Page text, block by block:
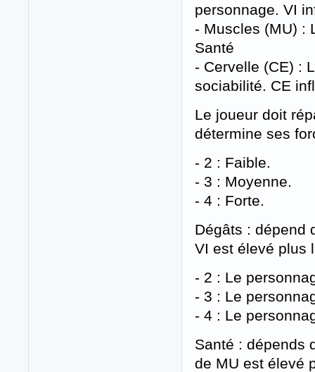
personnage. VI
- Muscles (MU) :
Santé
- Cervelle (CE) :
sociabilité. CE
Le joueur doit
détermine ses
- 2 : Faible.
- 3 : Moyenne.
- 4 : Forte.
Dégâts : dépend
VI est élevé plus
- 2 : Le
- 3 : Le
- 4 : Le
Santé : dépends
de MU est élevé